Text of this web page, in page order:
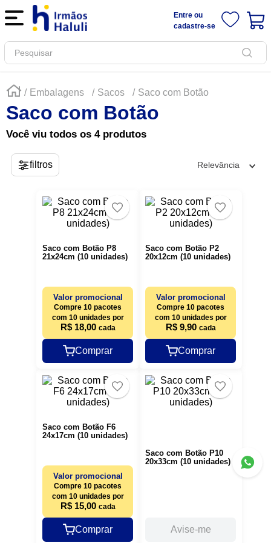
Entre ou
cadastre-se
Pesquisar
Embalagens Sacos Saco com Botão
Saco com Botão
Você viu todos os 4produtos
Relevância
Saco com Botão P8
21x24cm (10 unidades)
Valor promocional
Compre 10 pacotes
com 10 unidades por
R$ 18,00 cada
Comprar
Saco com Botão P2
20x12cm (10 unidades)
Valor promocional
Compre 10 pacotes
com 10 unidades por
R$ 9,90 cada
Comprar
Saco com Botão F6
24x17cm (10 unidades)
Valor promocional
Compre 10 pacotes
com 10 unidades por
R$ 15,00 cada
Comprar
Saco com Botão P10
20x33cm (10 unidades)
Avise-me